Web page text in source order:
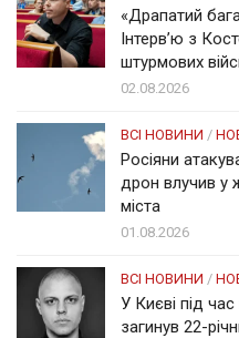
«Драпатий
Інтерв’ю з
штурмових
02.08.2026
ВСІ НОВИНИ /
Росіяни
дрон влучив у
міста
01.08.2026
ВСІ НОВИНИ /
У Києві під
загинув 22-